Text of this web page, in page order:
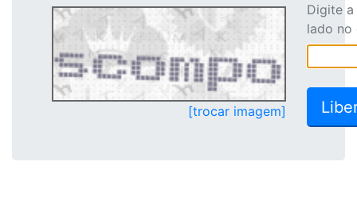
[trocar imagem]
Digite
lado no